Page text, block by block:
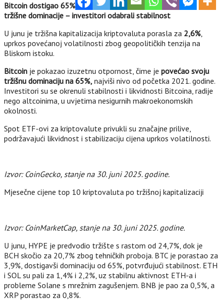
Bitcoin dostigao 65%
tržišne dominacije – investitori odabrali stabilnost
U junu je tržišna kapitalizacija kriptovaluta porasla za 2,6%,
uprkos povećanoj volatilnosti zbog geopolitičkih tenzija na
Bliskom istoku.
Bitcoin je pokazao izuzetnu otpornost, čime je povećao svoju
tržišnu dominaciju na 65%, najviši nivo od početka 2021. godine.
Investitori su se okrenuli stabilnosti i likvidnosti Bitcoina, radije
nego altcoinima, u uvjetima nesigurnih makroekonomskih
okolnosti.
Spot ETF-ovi za kriptovalute privukli su značajne prilive,
podržavajući likvidnost i stabilizaciju cijena uprkos volatilnosti.
Izvor: CoinGecko, stanje na 30. juni 2025. godine.
Mjesečne cijene top 10 kriptovaluta po tržišnoj kapitalizaciji
Izvor: CoinMarketCap, stanje na 30. juni 2025. godine.
U junu, HYPE je predvodio tržište s rastom od 24,7%, dok je
BCH skočio za 20,7% zbog tehničkih proboja. BTC je porastao za
3,9%, dostigavši dominaciju od 65%, potvrđujući stabilnost. ETH
i SOL su pali za 1,4% i 2,2%, uz stabilnu aktivnost ETH-a i
probleme Solane s mrežnim zagušenjem. BNB je pao za 0,5%, a
XRP porastao za 0,8%.